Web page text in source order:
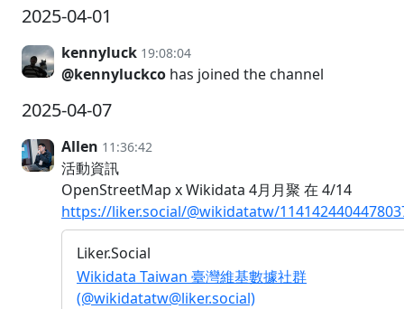
2025-04-01
kennyluck 19:08:04
@kennyluckco has joined the channel
2025-04-07
Allen 11:36:42
活動資訊
OpenStreetMap x Wikidata 4月月聚 在 4/14
https://liker.social/@wikidatatw/
Liker.Social
Wikidata Taiwan 臺灣維基數據社群
(@wikidatatw@liker.social)